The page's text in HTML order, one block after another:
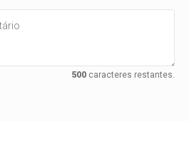
500caracteres restantes.